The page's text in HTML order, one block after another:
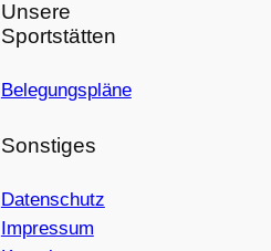
Unsere
Sportstätten
Belegungspläne
Sonstiges
Datenschutz
Impressum